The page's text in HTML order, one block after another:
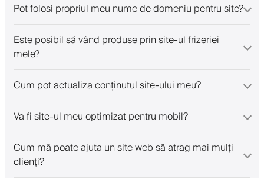
Pot folosi propriul meu nume de domeniu pentru site?
Este posibil să vând produse prin site-ul frizeriei
mele?
Cum pot actualiza conținutul site-ului meu?
Va fi site-ul meu optimizat pentru mobil?
Cum mă poate ajuta un site web să atrag mai mulți
clienți?